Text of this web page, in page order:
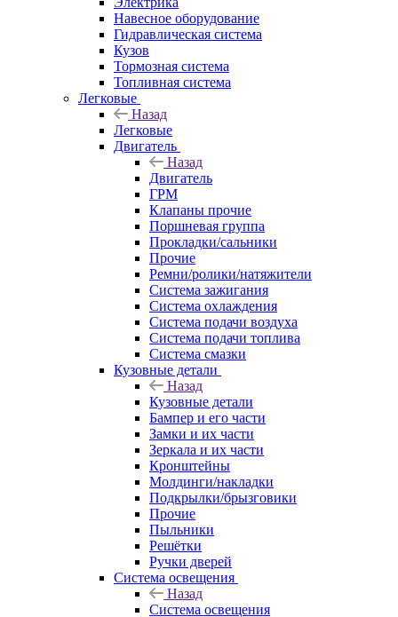
Навесное оборудование
Гидравлическая система
Кузов
Тормозная система
Топливная система
Легковые
Назад
Легковые
Двигатель
Назад
Двигатель
ГРМ
Клапаны прочие
Поршневая группа
Прокладки/сальники
Прочие
Ремни/ролики/натяжители
Система зажигания
Система охлаждения
Система подачи воздуха
Система подачи топлива
Система смазки
Кузовные детали
Назад
Кузовные детали
Бампер и его части
Замки и их части
Зеркала и их части
Кронштейны
Молдинги/накладки
Подкрылки/брызговики
Прочие
Пыльники
Решётки
Ручки дверей
Система освещения
Назад
Система освещения